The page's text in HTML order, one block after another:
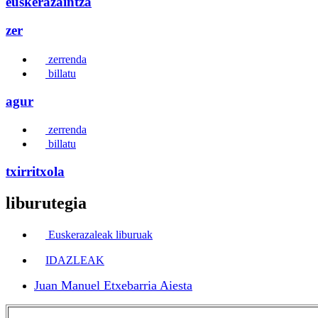
zer
zerrenda
billatu
agur
zerrenda
billatu
txirritxola
liburutegia
Euskerazaleak liburuak
IDAZLEAK
Juan Manuel Etxebarria Aiesta